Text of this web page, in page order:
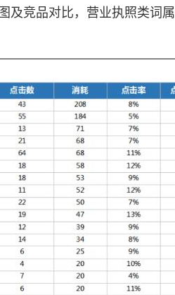
及竞品对比，营业执照类词